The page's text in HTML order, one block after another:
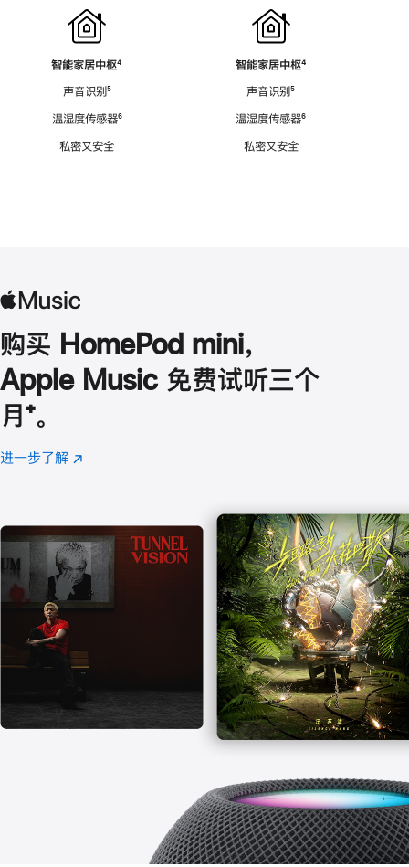
智能家居中枢脚
⁴
声音识别脚
⁵
温湿度传感器脚
⁶
私密又安全
智能家居中枢脚
⁴
声音识别脚
⁵
温湿度传感器脚
⁶
私密又安全
购买 HomePod mini，
Apple Music 免费试听三个
月 脚
注
⁺。
进一步了解 Apple
(在
口
中
打
开)